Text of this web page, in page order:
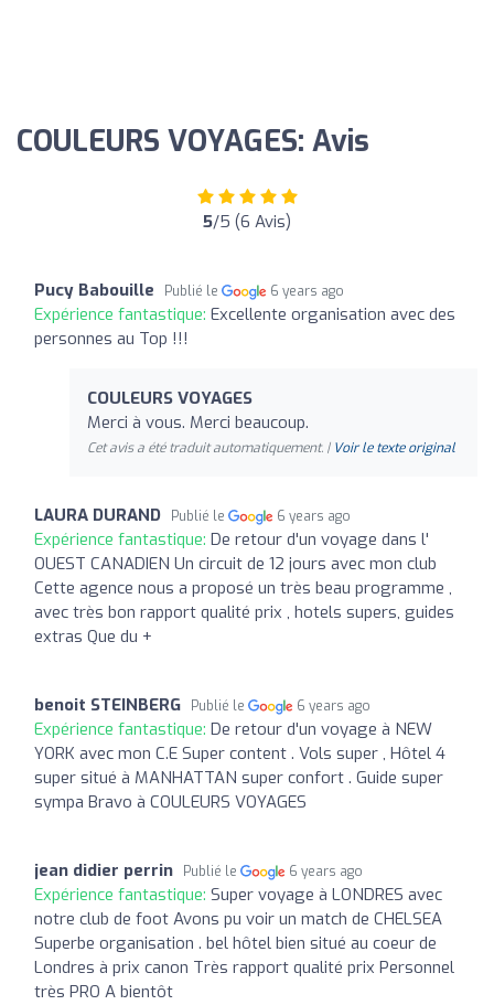
COULEURS VOYAGES: Avis
5/5 (6 Avis)
Pucy Babouille Publié le 6 years ago
Expérience fantastique: Excellente organisation avec des
personnes au Top !!!
COULEURS VOYAGES
Merci à vous. Merci beaucoup.
Cet avis a été traduit automatiquement. | Voir le texte original
LAURA DURAND Publié le 6 years ago
Expérience fantastique: De retour d'un voyage dans l'
OUEST CANADIEN Un circuit de 12 jours avec mon club
Cette agence nous a proposé un très beau programme ,
avec très bon rapport qualité prix , hotels supers, guides
extras Que du +
benoit STEINBERG Publié le 6 years ago
Expérience fantastique: De retour d'un voyage à NEW
YORK avec mon C.E Super content . Vols super , Hôtel 4
super situé à MANHATTAN super confort . Guide super
sympa Bravo à COULEURS VOYAGES
jean didier perrin Publié le 6 years ago
Expérience fantastique: Super voyage à LONDRES avec
notre club de foot Avons pu voir un match de CHELSEA
Superbe organisation . bel hôtel bien situé au coeur de
Londres à prix canon Très rapport qualité prix Personnel
très PRO A bientôt